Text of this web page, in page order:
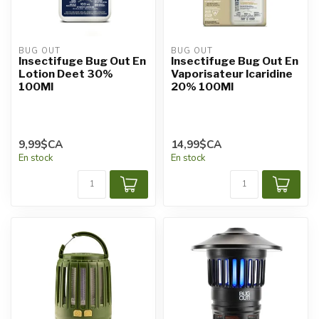
BUG OUT
Insectifuge Bug Out En
Lotion Deet 30%
100Ml
9,99$CA
En stock
BUG OUT
Insectifuge Bug Out En
Vaporisateur Icaridine
20% 100Ml
14,99$CA
En stock